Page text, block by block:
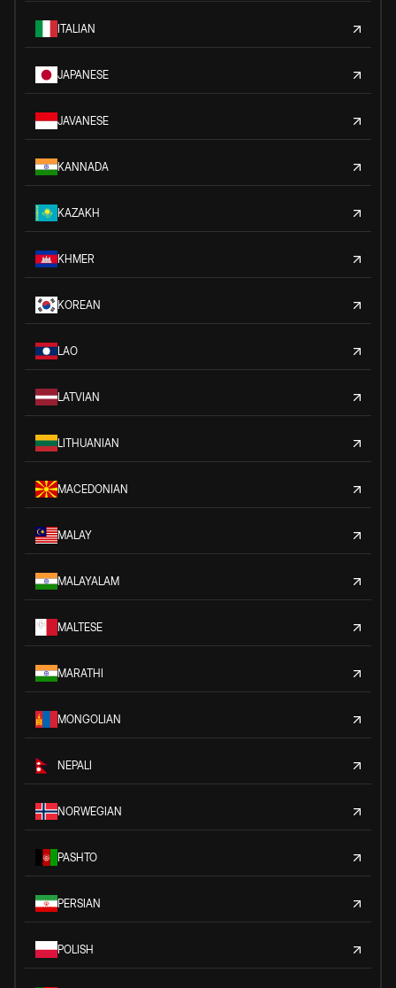
ITALIAN
JAPANESE
JAVANESE
KANNADA
KAZAKH
KHMER
KOREAN
LAO
LATVIAN
LITHUANIAN
MACEDONIAN
MALAY
MALAYALAM
MALTESE
MARATHI
MONGOLIAN
NEPALI
NORWEGIAN
PASHTO
PERSIAN
POLISH